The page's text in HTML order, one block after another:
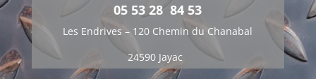
05 53 28 84 53
Les Endrives – 120 Chemin du Chanabal
24590 Jayac